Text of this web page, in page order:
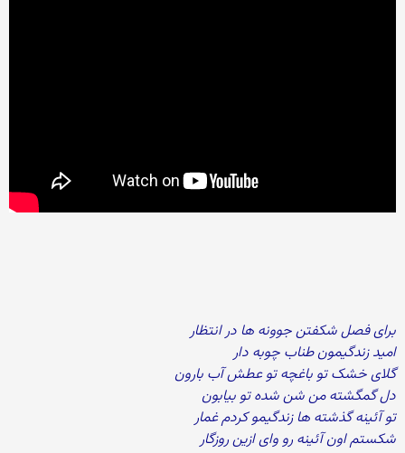
برای فصل شکفتن جوونه ها در انتظار
امید زندگیمون طناب چوبه دار
گلای خشک تو باغچه تو عطش آب بارون
دل گمگشته من شن شده تو بیابون
تو آئینه گذشته ها زندگیمو کردم غمار
شکستم اون آئینه رو وای ازین روزگار